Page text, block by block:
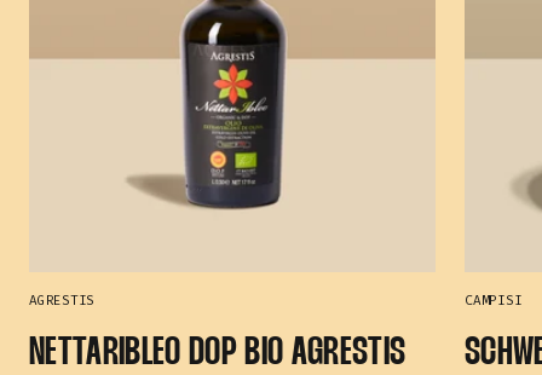
AGRESTIS
NETTARIBLEO DOP BIO AGRESTIS
CAMPISI